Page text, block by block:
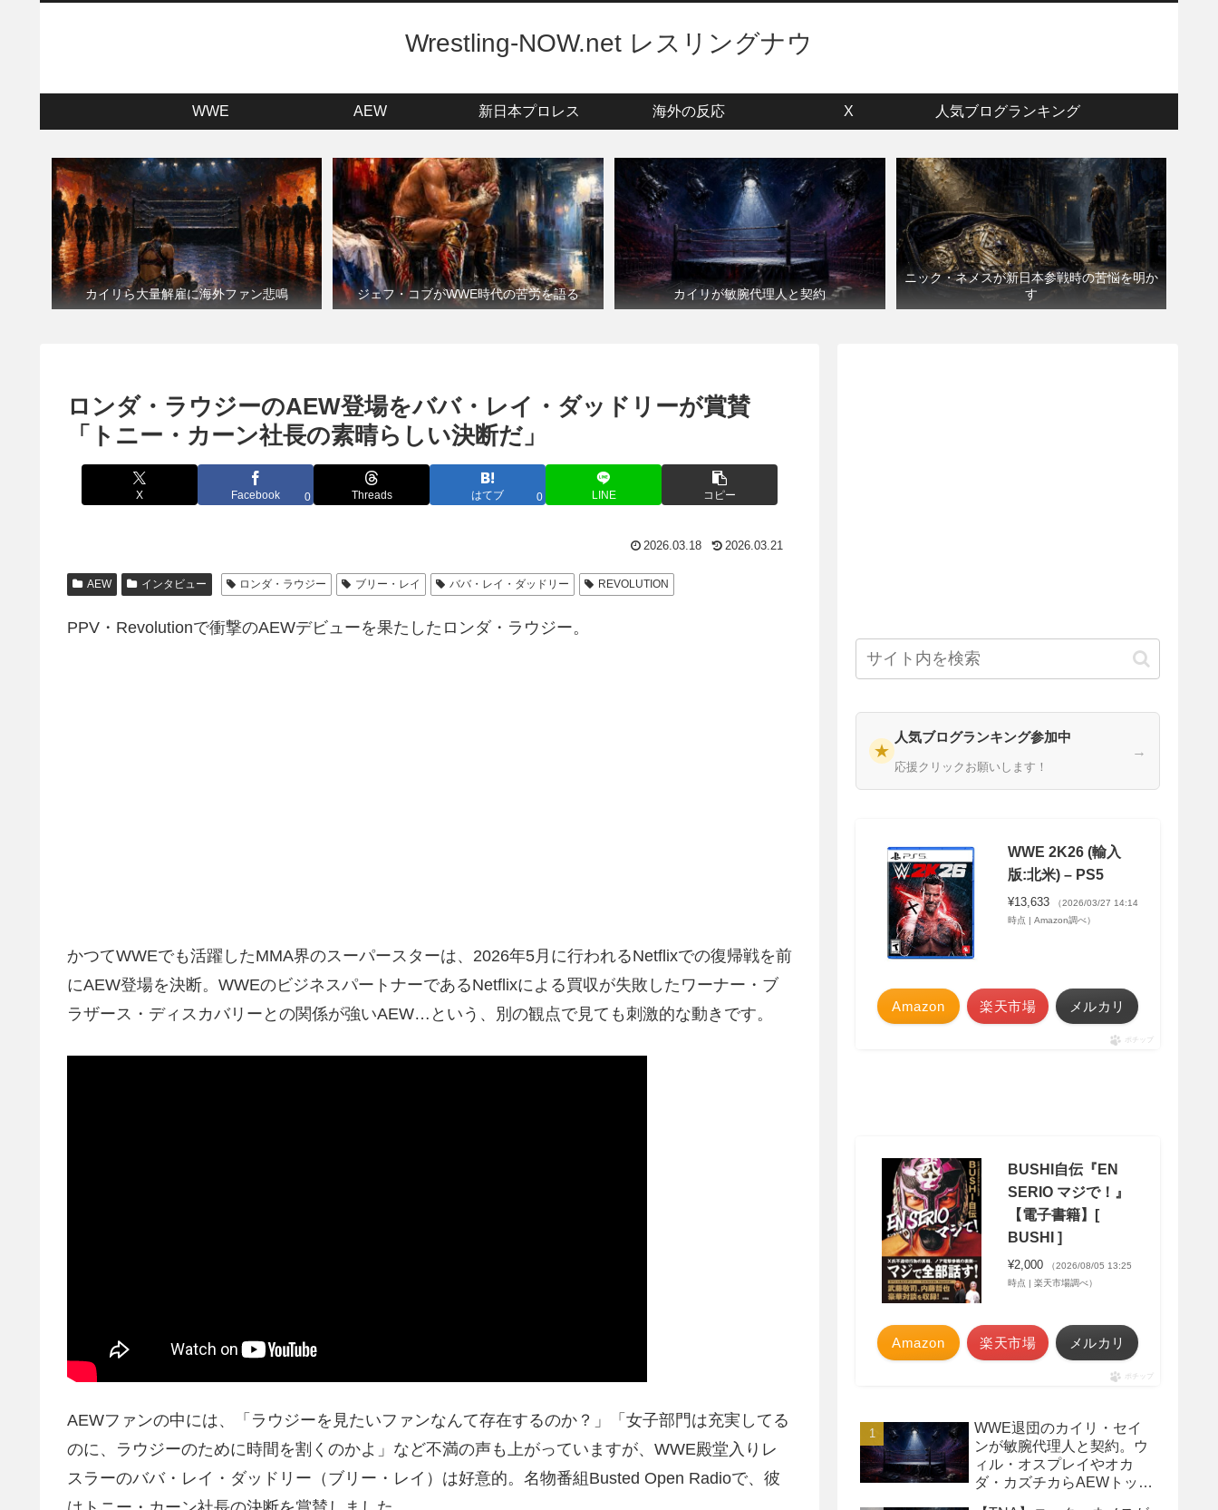
Wrestling-NOW.net レスリングナウ
WWE AEW 新日本プロレス 海外の反応 X 人気ブログランキング
カイリら大量解雇に海外ファン悲鳴 ジェフ・コブがWWE時代の苦労を語る カイリが敏腕代理人と契約
ニック・ネメスが新日本参戦時の苦悩を明か
す
ロンダ・ラウジーのAEW登場をババ・レイ・ダッドリーが賞賛
「トニー・カーン社長の素晴らしい決断だ」
X Facebook 0 Threads はてブ 0 LINE コピー
2026.03.18 2026.03.21
AEW インタビュー ロンダ・ラウジー ブリー・レイ ババ・レイ・ダッドリー REVOLUTION
PPV・Revolutionで衝撃のAEWデビューを果たしたロンダ・ラウジー。
かつてWWEでも活躍したMMA界のスーパースターは、2026年5月に行われるNetflixでの復帰戦を前
にAEW登場を決断。WWEのビジネスパートナーであるNetflixによる買収が失敗したワーナー・ブ
ラザース・ディスカバリーとの関係が強いAEW…という、別の観点で見ても刺激的な動きです。
AEWファンの中には、「ラウジーを見たいファンなんて存在するのか？」「女子部門は充実してる
のに、ラウジーのために時間を割くのかよ」など不満の声も上がっていますが、WWE殿堂入りレ
スラーのババ・レイ・ダッドリー（ブリー・レイ）は好意的。名物番組Busted Open Radioで、彼
★
人気ブログランキング参加中
応援クリックお願いします！
→
WWE 2K26 (輸入
版:北米) – PS5
¥13,633
（2026/03/27 14:14
時点 | Amazon調べ）
Amazon 楽天市場 メルカリ
ポチップ
BUSHI自伝『EN
SERIO マジで！』
【電子書籍】[
BUSHI ]
¥2,000
（2026/08/05 13:25
時点 | 楽天市場調べ）
Amazon 楽天市場 メルカリ
ポチップ
WWE退団のカイリ・セイ
ンが敏腕代理人と契約。ウ
ィル・オスプレイやオカ
ダ・カズチカらAEWトップ